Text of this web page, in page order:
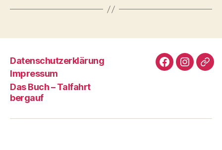
Datenschutz­erklärung
Impressum
Das Buch – Talfahrt
bergauf
FacebookE-